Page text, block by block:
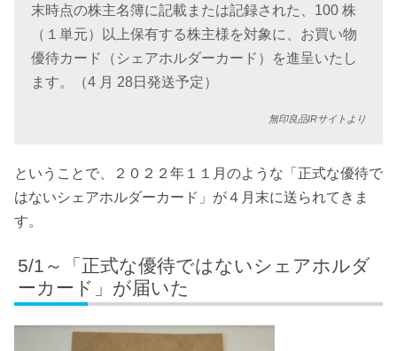
末時点の株主名簿に記載または記録された、100 株
（１単元）以上保有する株主様を対象に、お買い物
優待カード（シェアホルダーカード）を進呈いたし
ます。（4 月 28日発送予定）
無印良品IRサイトより
ということで、２０２２年１１月のような「正式な優待で
はないシェアホルダーカード」が４月末に送られてきま
す。
5/1～「正式な優待ではないシェアホルダ
ーカード」が届いた